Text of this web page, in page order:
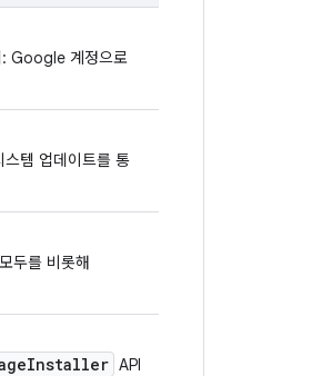
: Google 계정으로
템 업데이트를 통
두를 비롯해
Installer API